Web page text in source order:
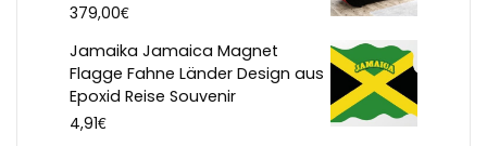
379,00€
Jamaika Jamaica Magnet
Flagge Fahne Länder Design aus
Epoxid Reise Souvenir
4,91€